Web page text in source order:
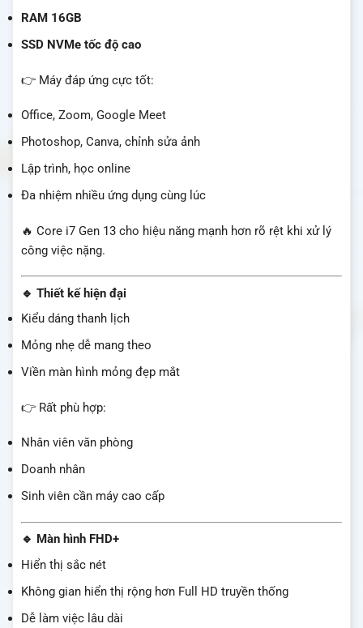
RAM 16GB
SSD NVMe tốc độ cao
👉 Máy đáp ứng cực tốt:
Office, Zoom, Google Meet
Photoshop, Canva, chỉnh sửa ảnh
Lập trình, học online
Đa nhiệm nhiều ứng dụng cùng lúc
🔥 Core i7 Gen 13 cho hiệu năng mạnh hơn rõ rệt khi xử lý
công việc nặng.
🔹 Thiết kế hiện đại
Kiểu dáng thanh lịch
Mỏng nhẹ dễ mang theo
Viền màn hình mỏng đẹp mắt
👉 Rất phù hợp:
Nhân viên văn phòng
Doanh nhân
Sinh viên cần máy cao cấp
🔹 Màn hình FHD+
Hiển thị sắc nét
Không gian hiển thị rộng hơn Full HD truyền thống
Dễ làm việc lâu dài